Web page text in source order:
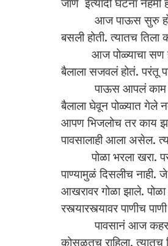
जाणे इत्यादी घटना नेहमी
आज पाऊस सुरु होता.
बसली होती. त्यातच
आज पोळ्याचा सण
बैलाला सजवलं होतं. परंतू
पाऊस आपलं काम करीत
बैलाला घेवून पोळ्यात गेले
आपण भिजलोच तर काय
पावसालाही आला असेल.
पोळा भरला खरा. परंतू
पाण्यामुळं दिसलीच नाही.
आखरावर गोळा झाले.
रस्त्यारस्त्यावर पाणीच
पावसानं आज कहरच
कोसळतच राहिला. त्यातच